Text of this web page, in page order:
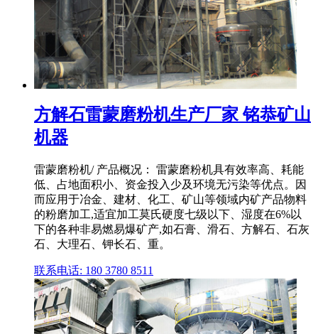
方解石雷蒙磨粉机生产厂家 铭恭矿山
机器
雷蒙磨粉机/ 产品概况： 雷蒙磨粉机具有效率高、耗能
低、占地面积小、资金投入少及环境无污染等优点。因
而应用于冶金、建材、化工、矿山等领域内矿产品物料
的粉磨加工,适宜加工莫氏硬度七级以下、湿度在6%以
下的各种非易燃易爆矿产,如石膏、滑石、方解石、石灰
石、大理石、钾长石、重。
联系电话: 180 3780 8511